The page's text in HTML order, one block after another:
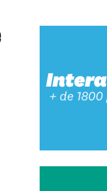
Email Marketing